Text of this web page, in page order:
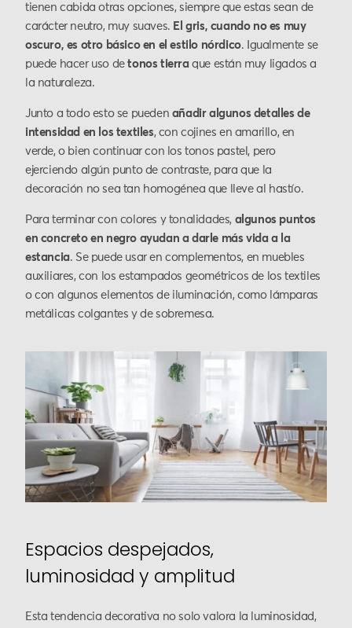
tienen cabida otras opciones, siempre que estas sean de
carácter neutro, muy suaves. El gris, cuando no es muy
oscuro, es otro básico en el estilo nórdico. Igualmente se
puede hacer uso detonos tierraque están muy ligados a
la naturaleza.
Junto a todo esto se pueden añadir algunos detalles de
intensidad en los textiles, con cojines en amarillo, en
verde, o bien continuar con los tonos pastel, pero
ejerciendo algún punto de contraste, para que la
decoración no sea tan homogénea que lleve al hastío.
Para terminar con colores y tonalidades, algunos puntos
en concreto en negro ayudan a darle más vida a la
estancia. Se puede usar en complementos, en muebles
auxiliares, con los estampados geométricos de los textiles
o con algunos elementos de iluminación, como lámparas
metálicas colgantes y de sobremesa.
Espacios despejados,
luminosidad y amplitud
Esta tendencia decorativa no solo valora la luminosidad,